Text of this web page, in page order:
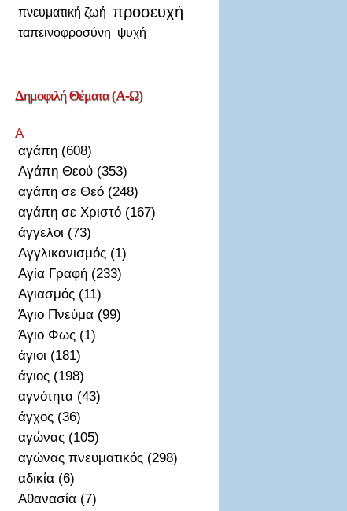
πνευματική ζωή προσευχή
ταπεινοφροσύνη ψυχή
ΔημοφιλήΘέματα (Α-Ω)
Α
αγάπη (608)
Αγάπη Θεού (353)
αγάπη σε Θεό (248)
αγάπη σε Χριστό (167)
άγγελοι (73)
Αγγλικανισμός (1)
Αγία Γραφή (233)
Αγιασμός (11)
Άγιο Πνεύμα (99)
Άγιο Φως (1)
άγιοι (181)
άγιος (198)
αγνότητα (43)
άγχος (36)
αγώνας (105)
αγώνας πνευματικός (298)
αδικία (6)
Αθανασία (7)